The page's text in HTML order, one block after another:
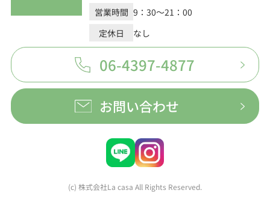
営業時間 9：30～21：00
定休日
なし
06-4397-4877
お問い合わせ
(c) 株式会社La casa All Rights Reserved.